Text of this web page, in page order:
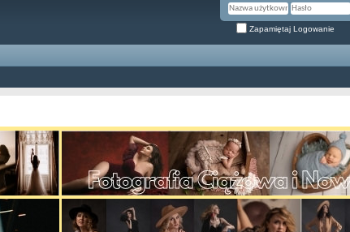
Zapamiętaj Logowanie